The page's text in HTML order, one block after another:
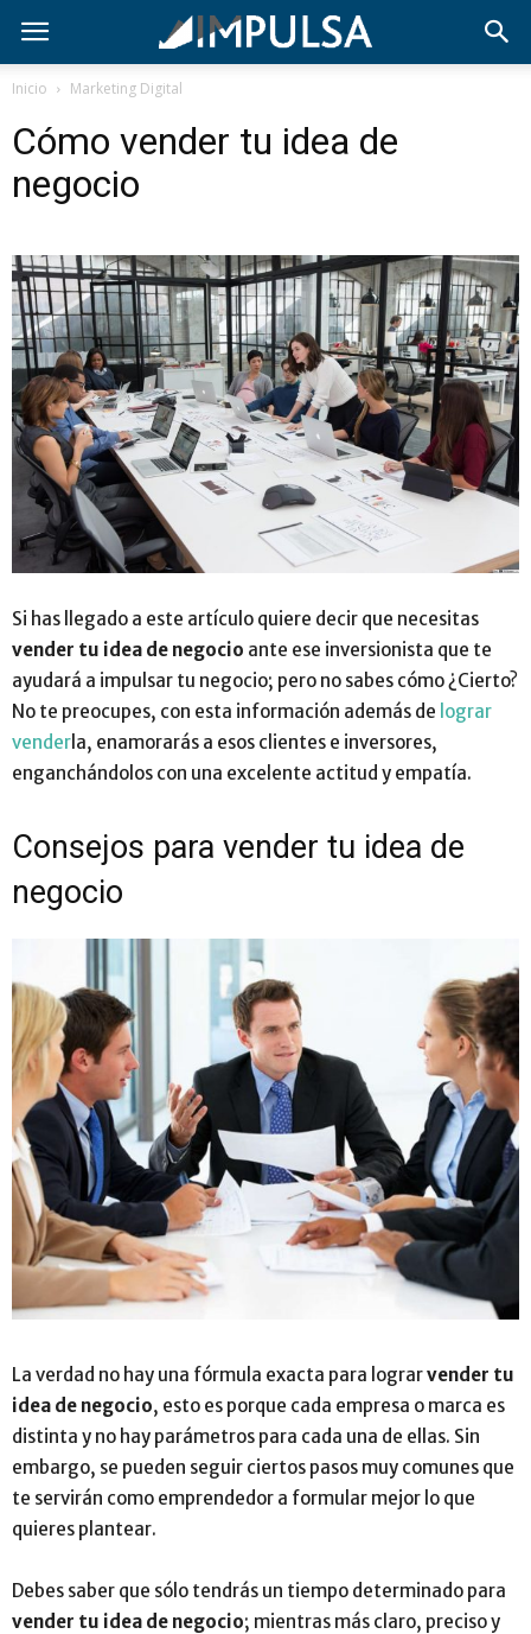
Inicio Marketing Digital
Cómo vender tu idea de
negocio
Si has llegado a este artículo quiere decir que necesitas
vender tu idea de negocio ante ese inversionista que te
ayudará a impulsar tu negocio; pero no sabes cómo ¿Cierto?
No te preocupes, con esta información además de lograr
vender la, enamorarás a esos clientes e inversores,
enganchándolos con una excelente actitud y empatía.
Consejos para vender tu idea de
negocio
La verdad no hay una fórmula exacta para lograrvender tu
idea de negocio, esto es porque cada empresa o marca es
distinta y no hay parámetros para cada una de ellas. Sin
embargo, se pueden seguir ciertos pasos muy comunes que
te servirán como emprendedor a formular mejor lo que
quieres plantear.
Debes saber que sólo tendrás un tiempo determinado para
vender tu idea de negocio; mientras más claro, preciso y